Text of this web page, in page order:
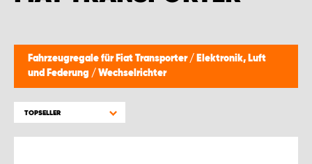
Fahrzeugregale für Fiat Transporter / Elektronik, Luft
und Federung / Wechselrichter
TOPSELLER